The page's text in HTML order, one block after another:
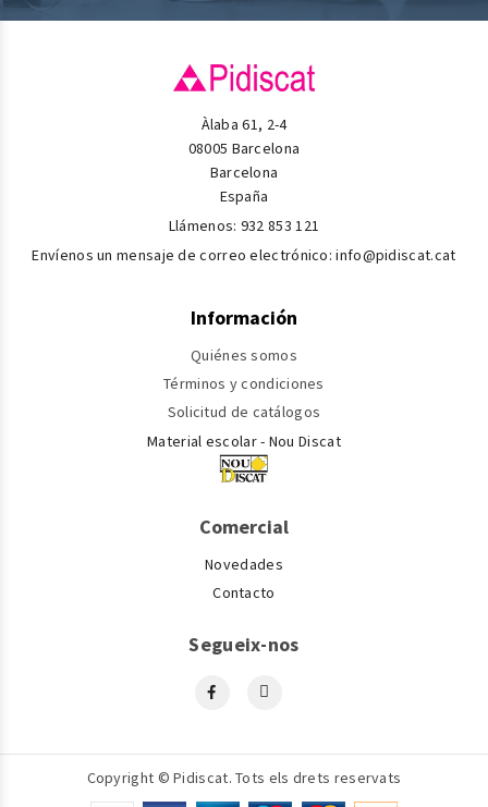
Àlaba 61, 2-4
08005 Barcelona
Barcelona
España
Llámenos: 932 853 121
Envíenos un mensaje de correo electrónico:info@pidiscat.cat
Información
Quiénes somos
Términos y condiciones
Solicitud de catálogos
Material escolar - Nou Discat
Comercial
Novedades
Contacto
Segueix-nos
Copyright © Pidiscat. Tots els drets reservats